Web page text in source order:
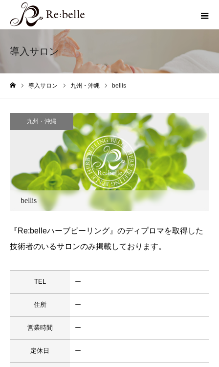
導入サロン
導入サロン 九州・沖縄 bellis
九州・沖縄
bellis
『Re:belleハーブピーリング』のディプロマを取得した
技術者のいるサロンのみ掲載しております。
TEL ー
住所 ー
営業時間 ー
定休日 ー